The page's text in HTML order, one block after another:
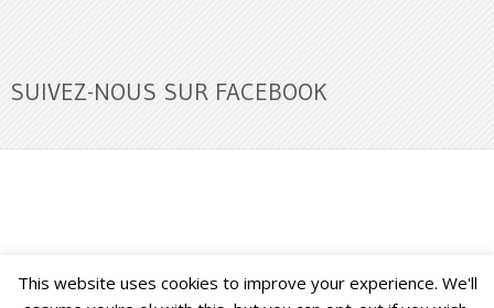
SUIVEZ-NOUS SUR FACEBOOK
This website uses cookies to improve your experience. We'll